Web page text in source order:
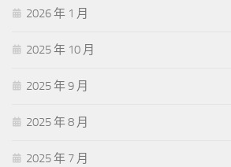
2026 年 1 月
2025 年 10 月
2025 年 9 月
2025 年 8 月
2025 年 7 月